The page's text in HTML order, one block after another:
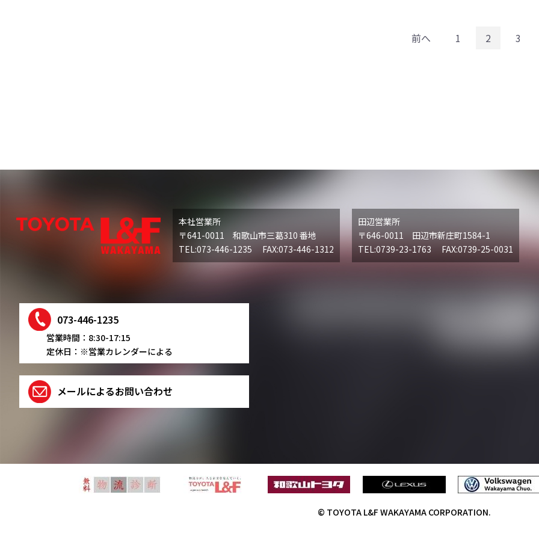
前へ 1 2 3
本社営業所
〒641-0011 和歌山市三葛310 番地
TEL:073-446-1235 FAX:073-446-1312
田辺営業所
〒646-0011 田辺市新庄町1584-1
TEL:0739-23-1763 FAX:0739-25-0031
073-446-1235
営業時間：8:30-17:15
定休日：※営業カレンダーによる
メールによるお問い合わせ
© TOYOTA L&F WAKAYAMA CORPORATION.